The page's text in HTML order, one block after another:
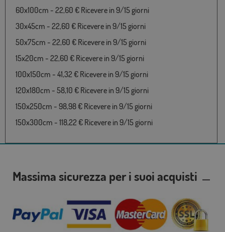
60x100cm - 22,60 € Ricevere in 9/15 giorni
30x45cm - 22,60 € Ricevere in 9/15 giorni
50x75cm - 22,60 € Ricevere in 9/15 giorni
15x20cm - 22,60 € Ricevere in 9/15 giorni
100x150cm - 41,32 € Ricevere in 9/15 giorni
120x180cm - 58,10 € Ricevere in 9/15 giorni
150x250cm - 98,98 € Ricevere in 9/15 giorni
150x300cm - 118,22 € Ricevere in 9/15 giorni
Massima sicurezza per i suoi acquisti